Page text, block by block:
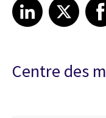
Share article on LinkedIn
LinkedIn
Share article on XShare
Centre des